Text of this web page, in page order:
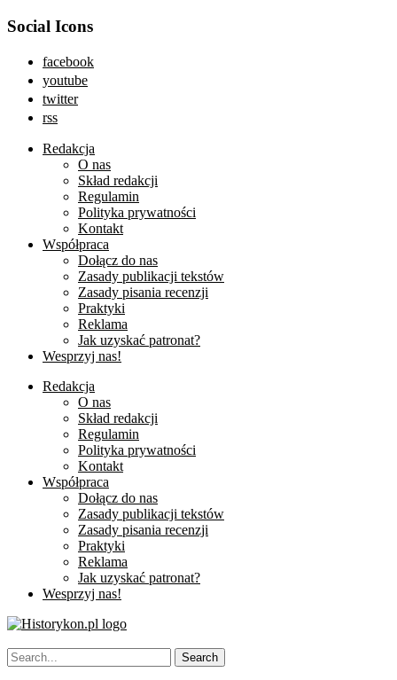
Social Icons
facebook
youtube
twitter
rss
Redakcja
O nas
Skład redakcji
Regulamin
Polityka prywatności
Kontakt
Współpraca
Dołącz do nas
Zasady publikacji tekstów
Zasady pisania recenzji
Praktyki
Reklama
Jak uzyskać patronat?
Wesprzyj nas!
Redakcja
O nas
Skład redakcji
Regulamin
Polityka prywatności
Kontakt
Współpraca
Dołącz do nas
Zasady publikacji tekstów
Zasady pisania recenzji
Praktyki
Reklama
Jak uzyskać patronat?
Wesprzyj nas!